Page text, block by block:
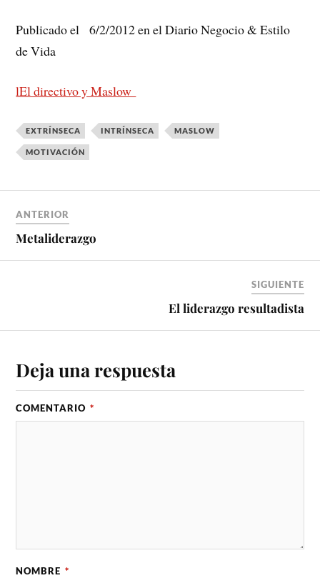
Publicado el 6/2/2012 en el Diario Negocio & Estilo
de Vida
lEl directivo y Maslow
EXTRÍNSECA INTRÍNSECA MASLOW
MOTIVACIÓN
ANTERIOR
Metaliderazgo
SIGUIENTE
El liderazgo resultadista
Deja una respuesta
COMENTARIO *
NOMBRE *